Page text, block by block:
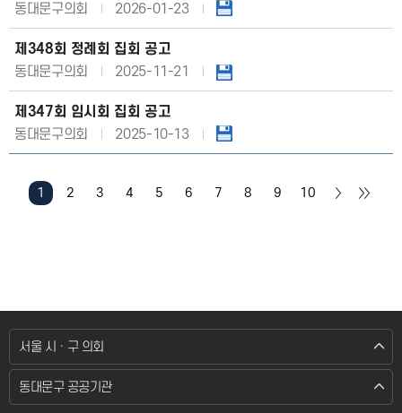
동대문구의회
2026-01-23
제348회 정례회 집회 공고
동대문구의회
2025-11-21
제347회 임시회 집회 공고
동대문구의회
2025-10-13
1 2 3 4 5 6 7 8 9 10
서울 시 · 구 의회
동대문구 공공기관